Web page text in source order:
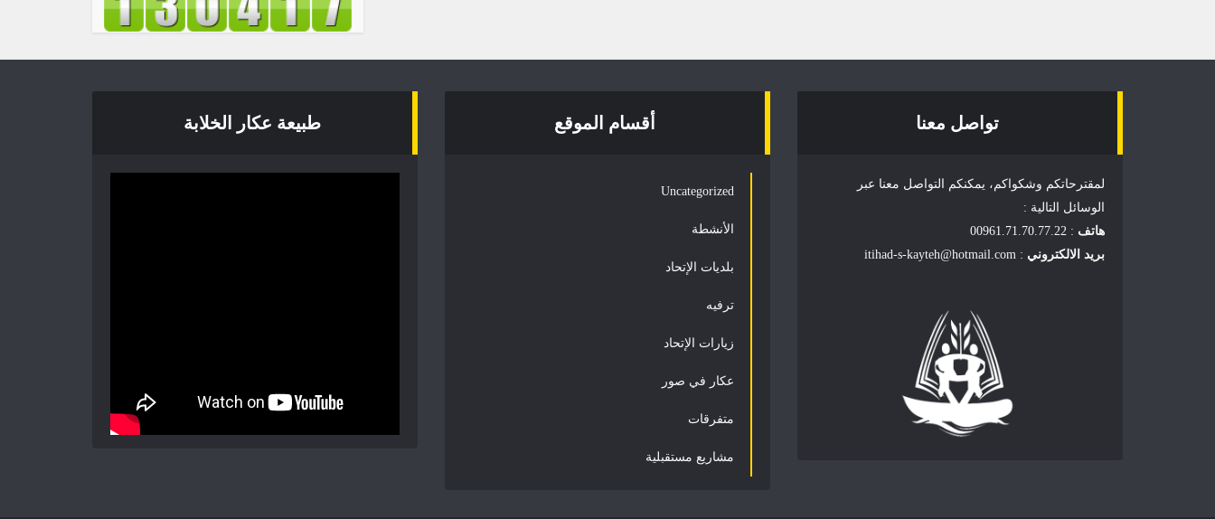
طبيعة عكار الخلابة أقسام الموقع
Uncategorized
الأنشطة
بلديات الإتحاد
ترفيه
زيارات الإتحاد
عكار في صور
متفرقات
مشاريع مستقبلية
تواصل معنا
لمقترحاتكم وشكواكم، يمكنكم التواصل معنا عبر
الوسائل التالية :
هاتف : 00961.71.70.77.22
بريد الالكتروني : itihad-s-kayteh@hotmail.com